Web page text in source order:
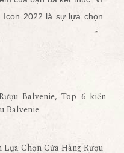
Icon 2022 là sự lựa chọn
Balvenie, Top 6 kiến
Balvenie
Chọn Cửa Hàng Rượu